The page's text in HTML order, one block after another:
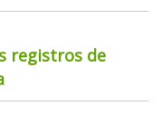
registros de